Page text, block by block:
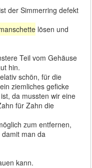
der Simmerring defekt
lösen und
Teil vom Gehäuse
hin.
schön, für die
ziemliches geficke
da mussten wir eine
für Zahn die
zum entfernen,
man da
kann.